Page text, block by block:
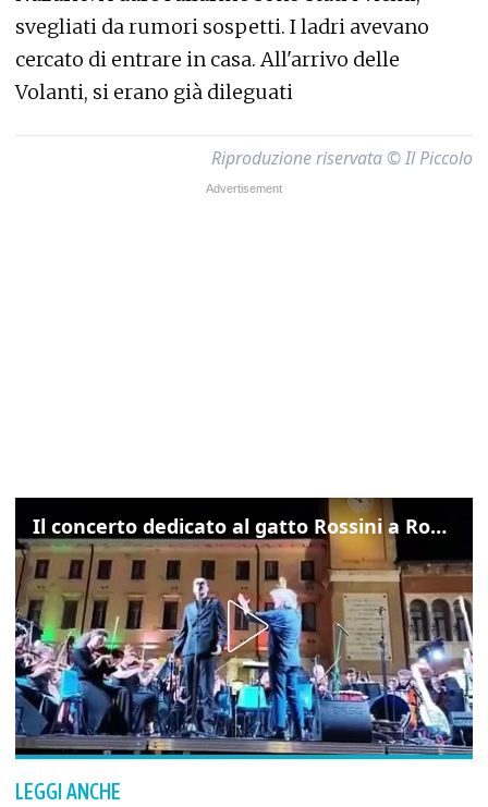
svegliati da rumori sospetti. I ladri avevano
cercato di entrare in casa. All'arrivo delle
Volanti, si erano già dileguati
Riproduzione riservata © Il Piccolo
Il concerto dedicato al gatto Rossini a Rovigo: ecco un estratto
LEGGI ANCHE